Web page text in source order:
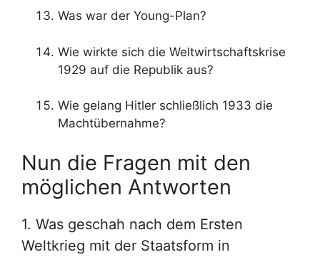
Was war der Young-Plan?
Wie wirkte sich die Weltwirtschaftskrise
1929 auf die Republik aus?
Wie gelang Hitler schließlich 1933 die
Machtübernahme?
Nun die Fragen mit den
möglichen Antworten
1. Was geschah nach dem Ersten
Weltkrieg mit der Staatsform in